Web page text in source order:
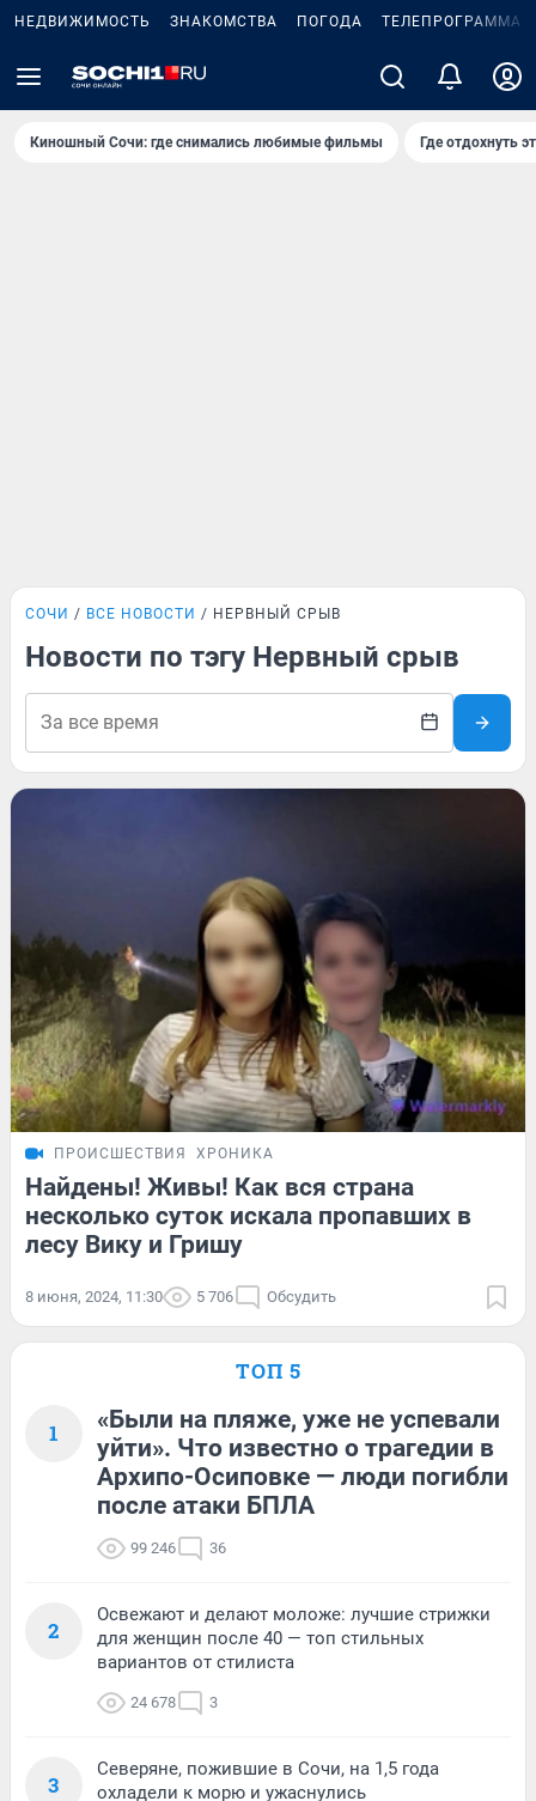
НЕДВИЖИМОСТЬ ЗНАКОМСТВА ПОГОДА ТЕЛЕПРОГРАММА
Киношный Сочи: где снимались любимые фильмы Где отдохнуть
СОЧИ ВСЕ НОВОСТИ НЕРВНЫЙ СРЫВ
Новости по тэгу Нервный срыв
ПРОИСШЕСТВИЯ ХРОНИКА
Найдены! Живы! Как вся страна
несколько суток искала пропавших в
лесу Вику и Гришу
8 июня, 2024, 11:30 5 706 Обсудить
ТОП 5
1
«Были на пляже, уже не успевали
уйти». Что известно о трагедии в
Архипо-Осиповке — люди погибли
после атаки БПЛА
99 246 36
2
Освежают и делают моложе: лучшие стрижки
для женщин после 40 — топ стильных
вариантов от стилиста
24 678 3
3
Северяне, пожившие в Сочи, на 1,5 года
охладели к морю и ужаснулись